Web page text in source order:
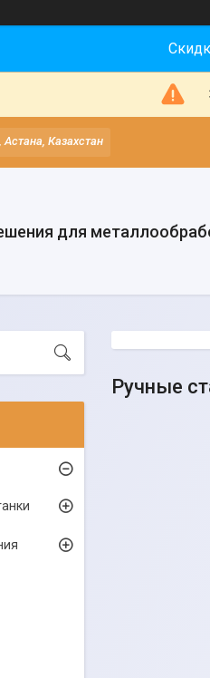
Казахстан
для
Ручные